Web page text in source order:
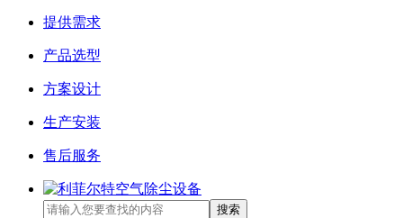
提供需求
产品选型
方案设计
生产安装
售后服务
搜索